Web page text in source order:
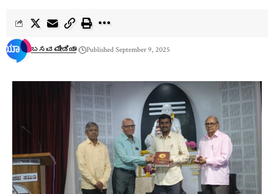
ಬಸವ ಮೀಡಿಯಾ Published September 9, 2025